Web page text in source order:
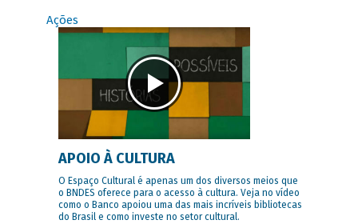
Ações
APOIO À CULTURA
O Espaço Cultural é apenas um dos diversos meios que
o BNDES oferece para o acesso à cultura. Veja no vídeo
como o Banco apoiou uma das mais incríveis bibliotecas
do Brasil e como investe no setor cultural.